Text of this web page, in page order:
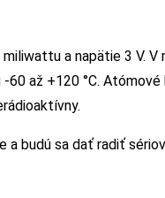
a napätie 3 V.
60 až +120 °C.
budú sa dať radiť